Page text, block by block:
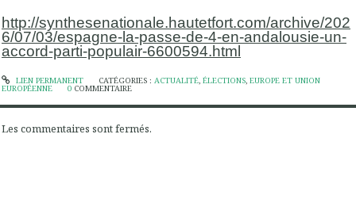
http://synthesenationale.hautetfort.com/archive/202
6/07/03/espagne-la-passe-de-4-en-andalousie-un-
accord-parti-populair-6600594.html
LIEN PERMANENT CATÉGORIES : ACTUALITÉ, ÉLECTIONS, EUROPE ET UNION
EUROPÉENNE 0 COMMENTAIRE
Les commentaires sont fermés.